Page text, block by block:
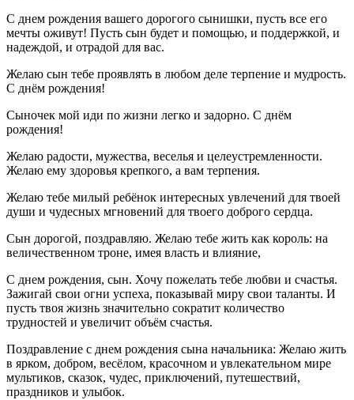
С днем рождения вашего дорогого сынишки, пусть все его
мечты оживут! Пусть сын будет и помощью, и поддержкой, и
надеждой, и отрадой для вас.
Желаю сын тебе проявлять в любом деле терпение и мудрость.
С днём рождения!
Сыночек мой иди по жизни легко и задорно. С днём
рождения!
Желаю радости, мужества, веселья и целеустремленности.
Желаю ему здоровья крепкого, а вам терпения.
Желаю тебе милый ребёнок интересных увлечений для твоей
души и чудесных мгновений для твоего доброго сердца.
Сын дорогой, поздравляю. Желаю тебе жить как король: на
величественном троне, имея власть и влияние,
С днем рождения, сын. Хочу пожелать тебе любви и счастья.
Зажигай свои огни успеха, показывай миру свои таланты. И
пусть твоя жизнь значительно сократит количество
трудностей и увеличит объём счастья.
Поздравление с днем рождения сына начальника: Желаю жить
в ярком, добром, весёлом, красочном и увлекательном мире
мультиков, сказок, чудес, приключений, путешествий,
праздников и улыбок.